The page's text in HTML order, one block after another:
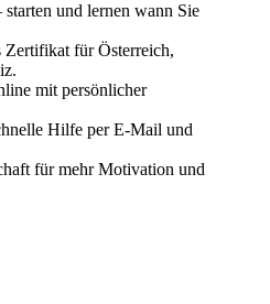
und lernen wann Sie
für Österreich,
mit persönlicher
Hilfe per E-Mail und
für mehr Motivation und